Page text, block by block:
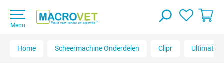
Menu
Home Scheermachine Onderdelen Clipr Ultimate